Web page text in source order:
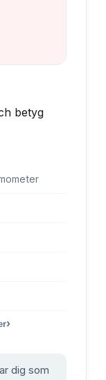
›
dig som